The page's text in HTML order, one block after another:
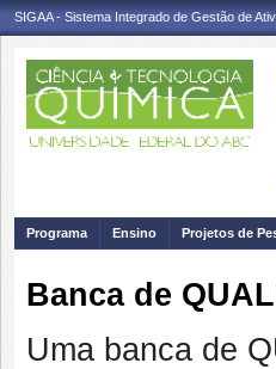
SIGAA - Sistema Integrado de Gestão de
Programa Ensino Projetos de
Banca de
Uma banca de